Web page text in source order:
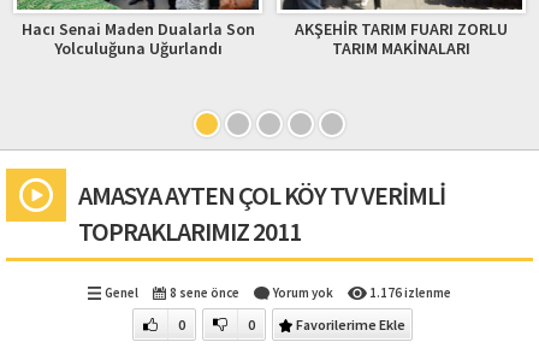
Hacı Senai Maden Dualarla Son
Yolculuğuna Uğurlandı
AKŞEHİR TARIM FUARI ZORLU
TARIM MAKİNALARI
AMASYA AYTEN ÇOL KÖY TV VERİMLİ
TOPRAKLARIMIZ 2011
Genel 8 sene önce Yorum yok 1.176 izlenme
0 0 Favorilerime Ekle